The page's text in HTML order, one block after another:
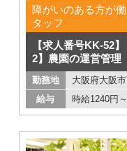
障がいのある方が
タッフ
【求人番号KK-52
2】農園の運営管理
勤務地
大阪府大阪
給与
時給1240円～